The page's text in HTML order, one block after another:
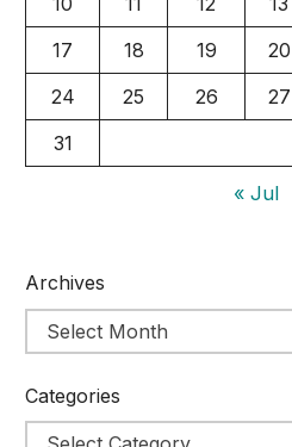
17
18 19 20
24
25 26 27
31
« Jul
Archives
Categories